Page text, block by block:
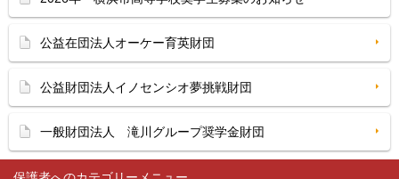
公益在団法人オーケー育英財団
公益財団法人イノセンシオ夢挑戦財団
一般財団法人 滝川グループ奨学金財団